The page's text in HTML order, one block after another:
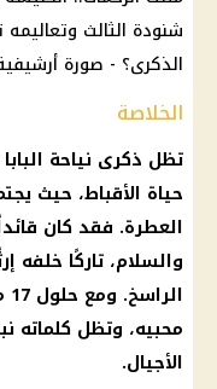
شنودة الثالث
الذكرى؟ - صورة
الخلاصة
تظل ذكرى نياحة
حياة الأقباط، حيث
العطرة. فقد كان
والسلام، تاركًا خلفه
محبيه، وتظل كلماته
الأجيال.